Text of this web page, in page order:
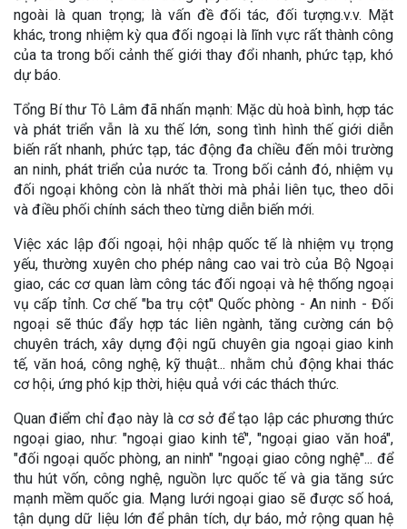
ngoài là quan trọng; là vấn đề đối tác, đối tượng.v.v. Mặt
khác, trong nhiệm kỳ qua đối ngoại là lĩnh vực rất thành công
của ta trong bối cảnh thế giới thay đổi nhanh, phức tạp, khó
dự báo.
Tổng Bí thư Tô Lâm đã nhấn mạnh: Mặc dù hoà bình, hợp tác
và phát triển vẫn là xu thế lớn, song tình hình thế giới diễn
biến rất nhanh, phức tạp, tác động đa chiều đến môi trường
an ninh, phát triển của nước ta. Trong bối cảnh đó, nhiệm vụ
đối ngoại không còn là nhất thời mà phải liên tục, theo dõi
và điều phối chính sách theo từng diễn biến mới.
Việc xác lập đối ngoại, hội nhập quốc tế là nhiệm vụ trọng
yếu, thường xuyên cho phép nâng cao vai trò của Bộ Ngoại
giao, các cơ quan làm công tác đối ngoại và hệ thống ngoại
vụ cấp tỉnh. Cơ chế "ba trụ cột" Quốc phòng - An ninh - Đối
ngoại sẽ thúc đẩy hợp tác liên ngành, tăng cường cán bộ
chuyên trách, xây dựng đội ngũ chuyên gia ngoại giao kinh
tế, văn hoá, công nghệ, kỹ thuật... nhằm chủ động khai thác
cơ hội, ứng phó kịp thời, hiệu quả với các thách thức.
Quan điểm chỉ đạo này là cơ sở để tạo lập các phương thức
ngoại giao, như: "ngoại giao kinh tế", "ngoại giao văn hoá",
"đối ngoại quốc phòng, an ninh" "ngoại giao công nghệ"... để
thu hút vốn, công nghệ, nguồn lực quốc tế và gia tăng sức
mạnh mềm quốc gia. Mạng lưới ngoại giao sẽ được số hoá,
tận dụng dữ liệu lớn để phân tích, dự báo, mở rộng quan hệ